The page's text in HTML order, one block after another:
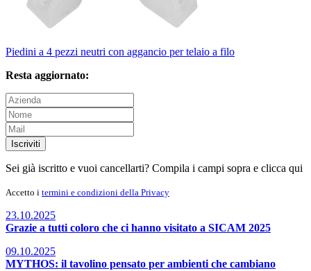
Piedini a 4 pezzi neutri con aggancio per telaio a filo
Resta aggiornato:
Iscriviti
Sei già iscritto e vuoi cancellarti? Compila i campi sopra e clicca qui
Accetto i termini e condizioni della Privacy
23.10.2025
Grazie a tutti coloro che ci hanno visitato a SICAM 2025
09.10.2025
MYTHOS: il tavolino pensato per ambienti che cambiano